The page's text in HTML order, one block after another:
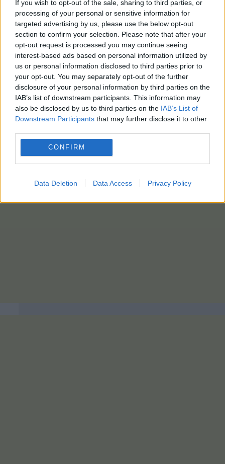
If you wish to opt-out of the sale, sharing to third parties, or
processing of your personal or sensitive information for
targeted advertising by us, please use the below opt-out
section to confirm your selection. Please note that after your
opt-out request is processed you may continue seeing
interest-based ads based on personal information utilized by
us or personal information disclosed to third parties prior to
your opt-out. You may separately opt-out of the further
disclosure of your personal information by third parties on the
IAB’s list of downstream participants. This information may
also be disclosed by us to third parties on the IAB’s List of
Downstream Participants that may further disclose it to other
CONFIRM
Data Deletion Data Access Privacy Policy